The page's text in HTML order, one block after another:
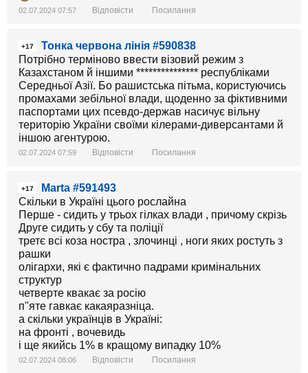
02.07.2024 07:57 Відповісти Посилання
+17
Тонка червона лінія #590838
Потрібно терміново ввести візовий режим з
Казахстаном й іншими *************** республіками
Середньої Азії. Бо рашистська пітьма, користуючись
промахами зебільної влади, щоденно за фіктивними
паспортами цих псевдо-держав насичує вільну
територію України своїми кілерами-диверсантами й
іншою агентурою.
02.07.2024 07:59 Відповісти Посилання
+17
Marta #591493
Скільки в Україні цього рослайна
Перше - сидить у трьох гілках влади , причому скрізь
Друге сидить у сбу та поліції
третє всі коза ностра , злочинці , ноги яких ростуть з
рашки
олігархи, які є фактично падрами кримінальних
структур
четверте квакає за росію
п"яте гавкає какаяразніца.
а скільки українців в Україні:
на фронті , вочевидь
і ще якийсь 1% в кращому випадку 10%
02.07.2024 08:06 Відповісти Посилання